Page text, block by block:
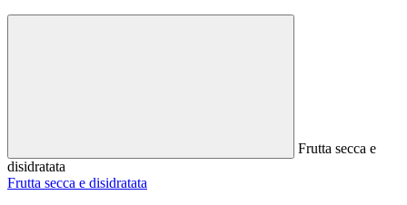
Frutta secca e
disidratata
Frutta secca e disidratata